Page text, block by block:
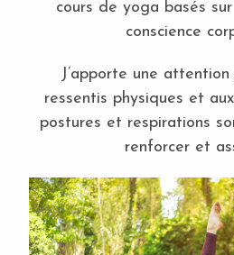
cours de yoga basés
conscience
J’apporte une
ressentis physiques et
postures et respirations
renforcer et